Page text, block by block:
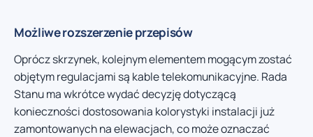
Możliwe rozszerzenie przepisów
Oprócz skrzynek, kolejnym elementem mogącym zostać
objętym regulacjami są kable telekomunikacyjne. Rada
Stanu ma wkrótce wydać decyzję dotyczącą
konieczności dostosowania kolorystyki instalacji już
zamontowanych na elewacjach, co może oznaczać